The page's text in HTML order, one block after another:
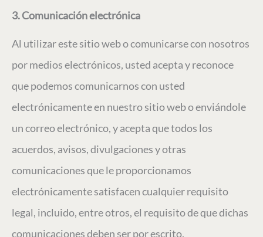
3. Comunicación electrónica
Al utilizar este sitio web o comunicarse con nosotros
por medios electrónicos, usted acepta y reconoce
que podemos comunicarnos con usted
electrónicamente en nuestro sitio web o enviándole
un correo electrónico, y acepta que todos los
acuerdos, avisos, divulgaciones y otras
comunicaciones que le proporcionamos
electrónicamente satisfacen cualquier requisito
legal, incluido, entre otros, el requisito de que dichas
comunicaciones deben ser por escrito.